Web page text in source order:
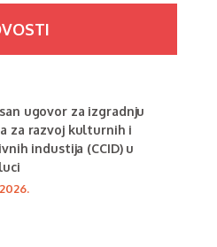
ugovor za izgradnju
za razvoj kulturnih i
industija (CCID) u